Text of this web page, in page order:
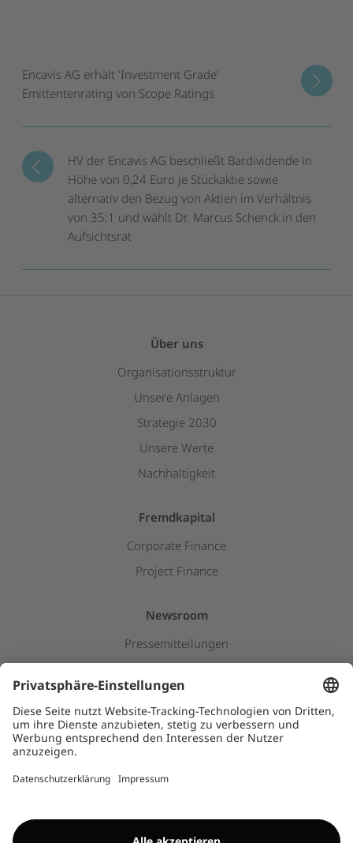
HV der Encavis AG beschließt Bardividende in
Höhe von 0,24 Euro je Stückaktie sowie
alternativ den Bezug von Aktien im Verhältnis
von 35:1 und wählt Dr. Marcus Schenck in den
Aufsichtsrat
Encavis AG erhält 'Investment Grade'
Emittentenrating von Scope Ratings
Über uns
Organisationsstruktur
Unsere Anlagen
Strategie 2030
Unsere Werte
Nachhaltigkeit
Fremdkapital
Corporate Finance
Project Finance
Newsroom
Pressemitteilungen
Downloads
Kids